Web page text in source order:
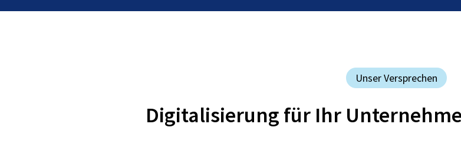
Unser Versprechen
Digitalisierung für Ihr